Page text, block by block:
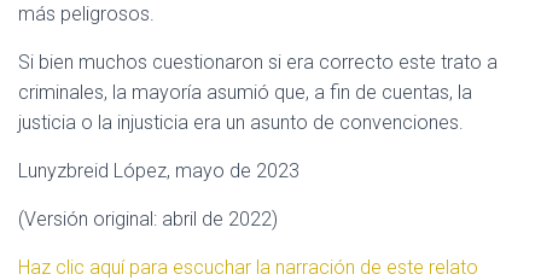
más peligrosos.
Si bien muchos cuestionaron si era correcto este trato a
criminales, la mayoría asumió que, a fin de cuentas, la
justicia o la injusticia era un asunto de convenciones.
Lunyzbreid López, mayo de 2023
(Versión original: abril de 2022)
Haz clic aquí para escuchar la narración de este relato